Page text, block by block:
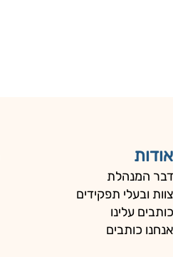
אודות
דבר המנהלת
צוות ובעלי תפקידים
כותבים עלינו
אנחנו כותבים